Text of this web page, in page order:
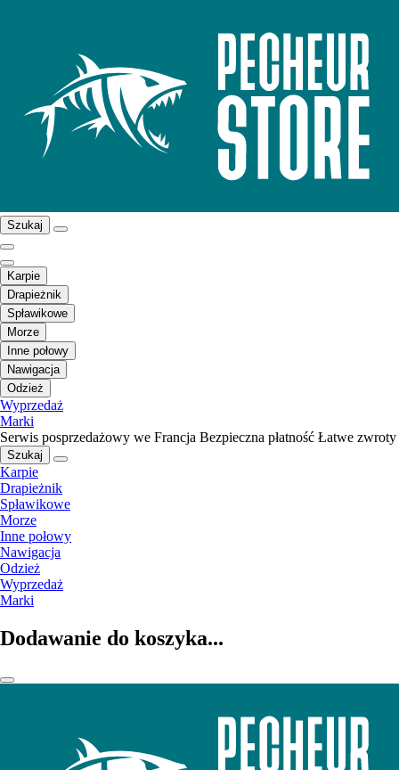
Szukaj
Karpie
Drapieżnik
Spławikowe
Morze
Inne połowy
Nawigacja
Odzież
Wyprzedaż
Marki
Serwis posprzedażowy we Francja Bezpieczna płatność Łatwe zwroty
Szukaj
Karpie
Drapieżnik
Spławikowe
Morze
Inne połowy
Nawigacja
Odzież
Wyprzedaż
Marki
Dodawanie do koszyka...